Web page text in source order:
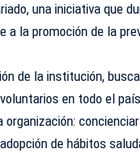
una iniciativa que
la promoción de la
de la institución, busca
en todo el
de hábitos